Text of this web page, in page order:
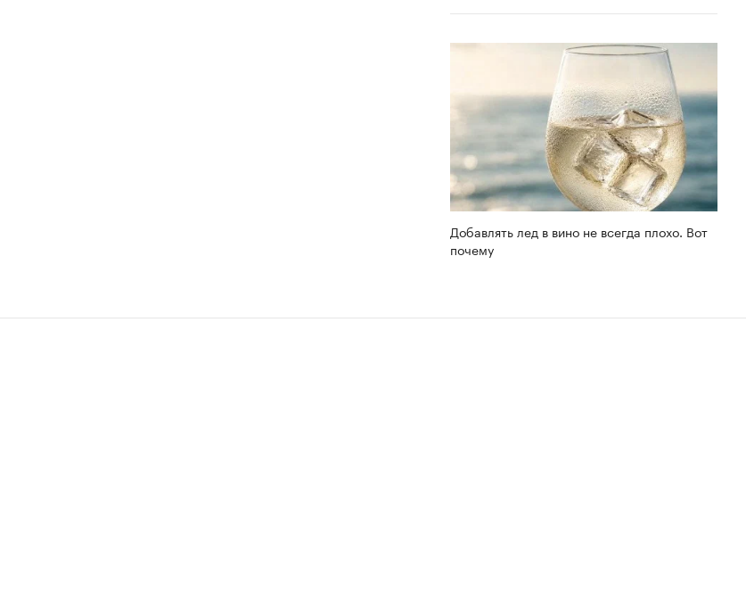
Добавлять лед в вино не всегда плохо. Вот
почему